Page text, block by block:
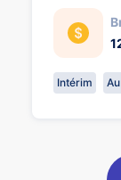
Intérim